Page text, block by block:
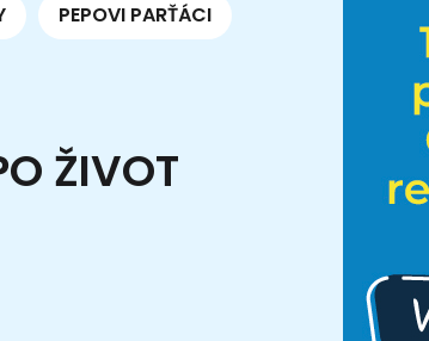
PEPOVI PARŤÁCI
ŽIVOT